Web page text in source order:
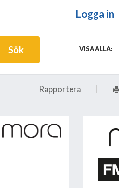
Logga in
Sök VISA ALLA:
Rapportera